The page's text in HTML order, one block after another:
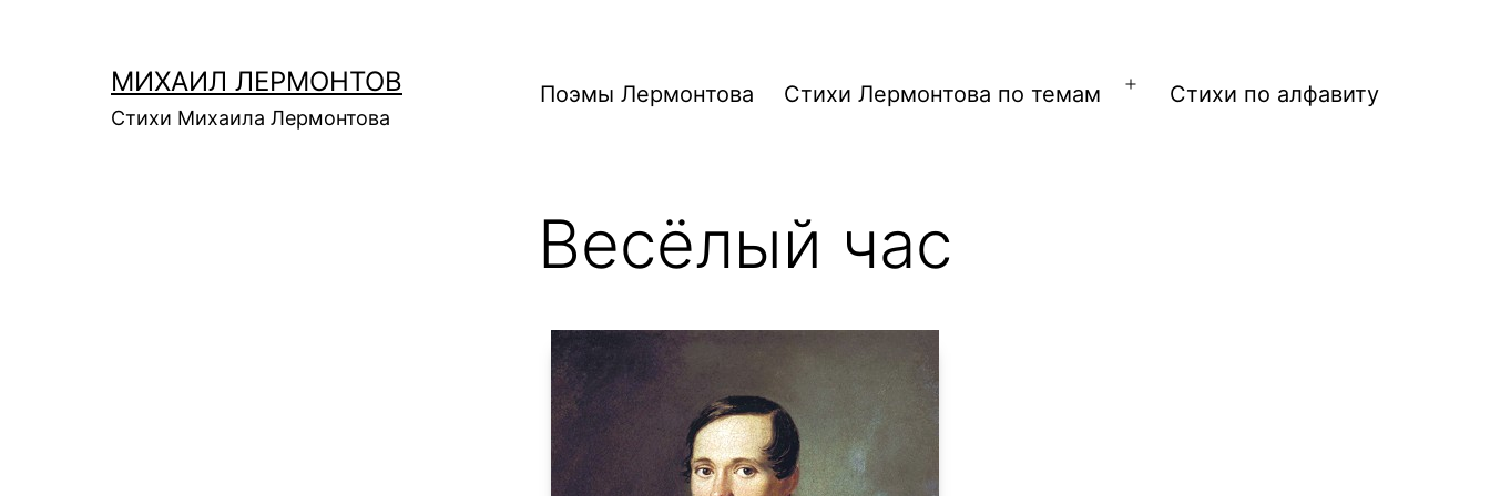
содержимомуМИХАИЛ ЛЕРМОНТОВ
Стихи Михаила Лермонтова
Поэмы Лермонтова Стихи Лермонтова по темам
ОткрытьСтихи по алфавиту
Весёлый час